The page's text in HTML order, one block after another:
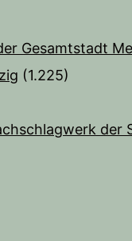
Gesamtstadt
(1.225)
der